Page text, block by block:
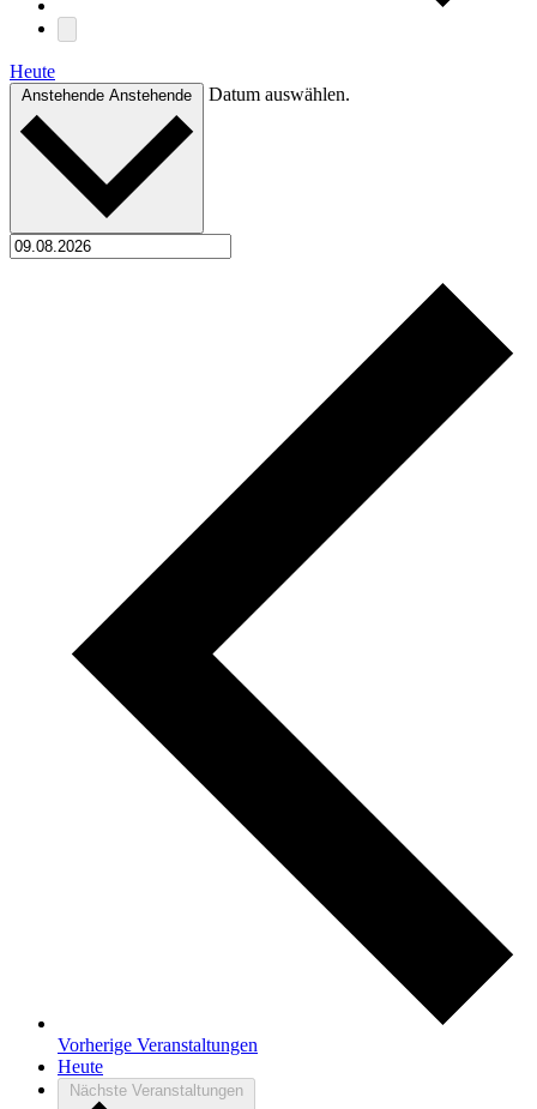
Heute
Anstehende Anstehende Datum auswählen.
Vorherige Veranstaltungen
Heute
Nächste Veranstaltungen